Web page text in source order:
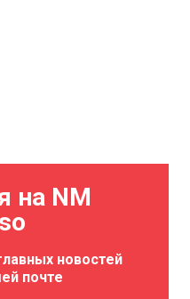
на NM
новостей
почте